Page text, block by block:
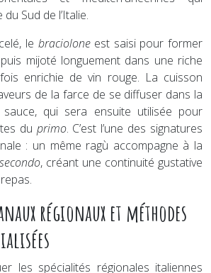
Sud de l’Italie.
le bracioloneest saisi pour former
mijoté longuement dans une riche
enrichie de vin rouge. La cuisson
de la farce de se diffuser dans la
qui sera ensuite utilisée pour
du primo. C’est l’une des signatures
: un même ragù accompagne à la
secondo, créant une continuité gustative
régionaux et méthodes
les spécialités régionales italiennes